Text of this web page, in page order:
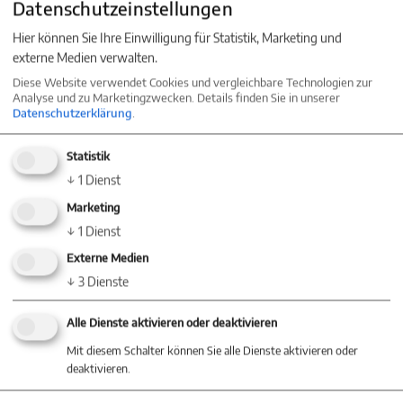
Schluchten und sanften Fluten ist nur einen
Katzensprung entfernt.
Die verkehrstechnische Anbindung an die nahe
gelegenen Autobahnen und das regionale
bietet die ländliche Lage ein hohes Maß an Ruhe
und Erholung.
Alles in allem bietet dieser Hof in Hayingen-
Anhausen eine außergewöhnliche
Datenschutzeinstellungen
Hier können Sie Ihre Einwilligung für Statistik, Marketing und
externe Medien verwalten.
Diese Website verwendet Cookies und vergleichbare Technologien zur
Analyse und zu Marketingzwecken. Details finden Sie in unserer
Datenschutzerklärung.
Statistik
↓ 1 Dienst
Marketing
↓ 1 Dienst
Externe Medien
↓ 3 Dienste
Alle Dienste aktivieren oder deaktivieren
Mit diesem Schalter können Sie alle Dienste aktivieren oder
deaktivieren.